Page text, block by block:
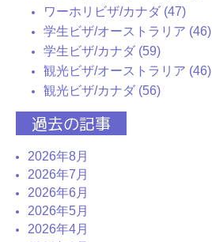
ワーホリビザ/カナダ (47)
学生ビザ/オーストラリア (46)
学生ビザ/カナダ (59)
観光ビザ/オーストラリア (46)
観光ビザ/カナダ (56)
過去の記事
2026年8月
2026年7月
2026年6月
2026年5月
2026年4月